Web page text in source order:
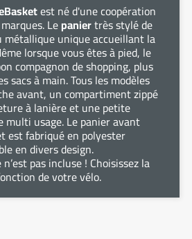
est né d'une coopération
Lepaniertrès stylé de
métallique unique accueillant la
lorsque vous êtes à pied, le
compagnon de shopping, plus
sacs à main. Tous les modèles
avant, un compartiment zippé
à lanière et une petite
multi usage. Le panier avant
est fabriqué en polyester
en divers design.
pas incluse ! Choisissez la
de votre vélo.